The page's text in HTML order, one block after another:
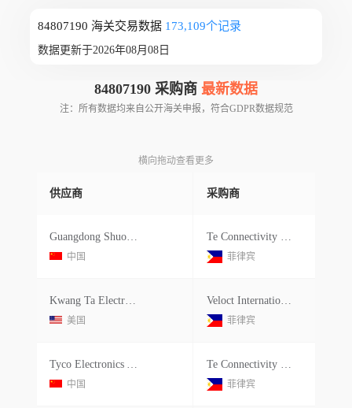
84807190 海关交易数据 173,109个记录
数据更新于2026年08月08日
84807190 采购商 最新数据
注：所有数据均来自公开海关申报，符合GDPR数据规范
横向拖动查看更多
供应商 采购商
Guangdong Shuotai Intelligent Equip
中国
Te Connectivity Manufacturing Phili
菲律宾
Kwang Ta Electric Co.ltd.
美国
Veloct International Hardware
菲律宾
Tyco Electronics Amp Qingdao Ltd.
中国
Te Connectivity Manufacturing Phili
菲律宾